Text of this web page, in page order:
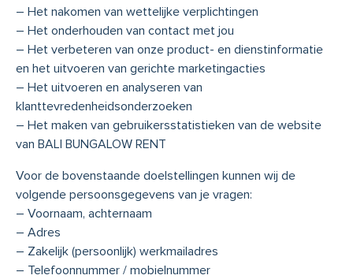
– Het nakomen van wettelijke verplichtingen
– Het onderhouden van contact met jou
– Het verbeteren van onze product- en dienstinformatie
en het uitvoeren van gerichte marketingacties
– Het uitvoeren en analyseren van
klanttevredenheidsonderzoeken
– Het maken van gebruikersstatistieken van de website
van BALI BUNGALOW RENT
Voor de bovenstaande doelstellingen kunnen wij de
volgende persoonsgegevens van je vragen:
– Voornaam, achternaam
– Adres
– Zakelijk (persoonlijk) werkmailadres
– Telefoonnummer / mobielnummer